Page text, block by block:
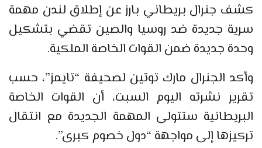
كشف جنرال بريطاني بارز عن إطلاق لندن مهمة
سرية جديدة ضد روسيا والصين تقضي بتشكيل
وحدة جديدة ضمن القوات الخاصة الملكية.
وأكد الجنرال مارك توتين لصحيفة “تايمز”، حسب
تقرير نشرته اليوم السبت، أن القوات الخاصة
البريطانية ستتولى المهمة الجديدة مع انتقال
تركيزها إلى مواجهة “دول خصوم كبرى”.